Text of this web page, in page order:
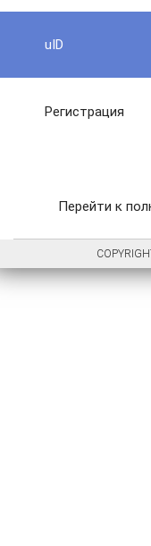
uID
Регистрация
Перейти к